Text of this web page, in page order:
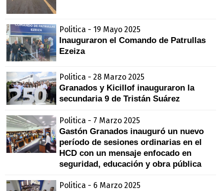
Politica - 19 Mayo 2025
Inauguraron el Comando de Patrullas
Ezeiza
Politica - 28 Marzo 2025
Granados y Kicillof inauguraron la
secundaria 9 de Tristán Suárez
Politica - 7 Marzo 2025
Gastón Granados inauguró un nuevo
período de sesiones ordinarias en el
HCD con un mensaje enfocado en
seguridad, educación y obra pública
Politica - 6 Marzo 2025